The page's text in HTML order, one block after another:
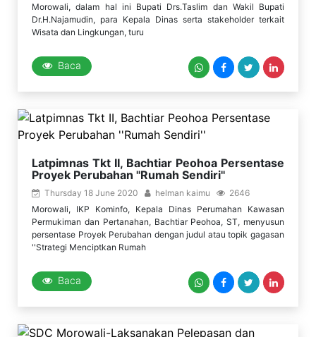
Morowali, dalam hal ini Bupati Drs.Taslim dan Wakil Bupati
Dr.H.Najamudin, para Kepala Dinas serta stakeholder terkait
Wisata dan Lingkungan, turu
Baca
Latpimnas Tkt II, Bachtiar Peohoa Persentase
Proyek Perubahan ''Rumah Sendiri''
Thursday 18 June 2020 helman kaimu
2646
Morowali, IKP Kominfo, Kepala Dinas Perumahan Kawasan
Permukiman dan Pertanahan, Bachtiar Peohoa, ST, menyusun
persentase Proyek Perubahan dengan judul atau topik gagasan
''Strategi Menciptkan Rumah
Baca